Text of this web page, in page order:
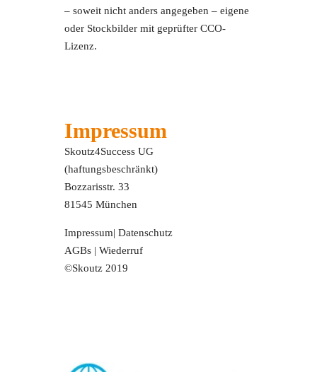
– soweit nicht anders angegeben – eigene
oder Stockbilder mit geprüfter CCO-
Lizenz.
Impressum
Skoutz4Success UG
(haftungsbeschränkt)
Bozzarisstr. 33
81545 München
Impressum|Datenschutz
AGBs |Wiederruf
©Skoutz 2019